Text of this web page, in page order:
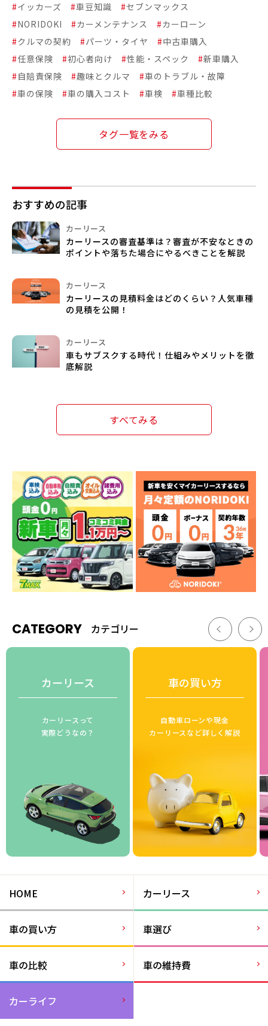
#イッカーズ #車豆知識 #セブンマックス
#NORIDOKI #カーメンテナンス #カーローン
#クルマの契約 #パーツ・タイヤ #中古車購入
#任意保険 #初心者向け #性能・スペック #新車購入
#自賠責保険 #趣味とクルマ #車のトラブル・故障
#車の保険 #車の購入コスト #車検 #車種比較
タグ一覧をみる
おすすめの記事
カーリース
カーリースの審査基準は？審査が不安なときの
ポイントや落ちた場合にやるべきことを解説
カーリース
カーリースの見積料金はどのくらい？人気車種
の見積を公開！
カーリース
車もサブスクする時代！仕組みやメリットを徹
底解説
すべてみる
CATEGORY カテゴリー
カーリース
カーリースって
実際どうなの？
車の買い方
自動車ローンや現金
カーリースなど詳しく解説
HOME カーリース
車の買い方 車選び
車の比較 車の維持費
カーライフ